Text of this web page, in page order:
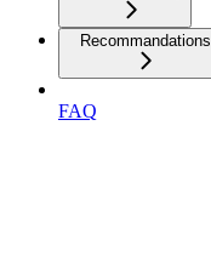
Recommandations
FAQ